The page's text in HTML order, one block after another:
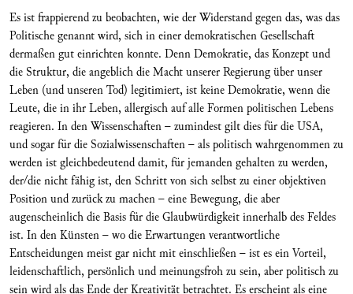
Es ist frappierend zu beobachten, wie der Widerstand gegen das, was das
Politische genannt wird, sich in einer demokratischen Gesellschaft
dermaßen gut einrichten konnte. Denn Demokratie, das Konzept und
die Struktur, die angeblich die Macht unserer Regierung über unser
Leben (und unseren Tod) legitimiert, ist keine Demokratie, wenn die
Leute, die in ihr Leben, allergisch auf alle Formen politischen Lebens
reagieren. In den Wissenschaften – zumindest gilt dies für die USA,
und sogar für die Sozialwissenschaften – als politisch wahrgenommen zu
werden ist gleichbedeutend damit, für jemanden gehalten zu werden,
der/die nicht fähig ist, den Schritt von sich selbst zu einer objektiven
Position und zurück zu machen – eine Bewegung, die aber
augenscheinlich die Basis für die Glaubwürdigkeit innerhalb des Feldes
ist. In den Künsten – wo die Erwartungen verantwortliche
Entscheidungen meist gar nicht mit einschließen – ist es ein Vorteil,
leidenschaftlich, persönlich und meinungsfroh zu sein, aber politisch zu
sein wird als das Ende der Kreativität betrachtet. Es erscheint als eine